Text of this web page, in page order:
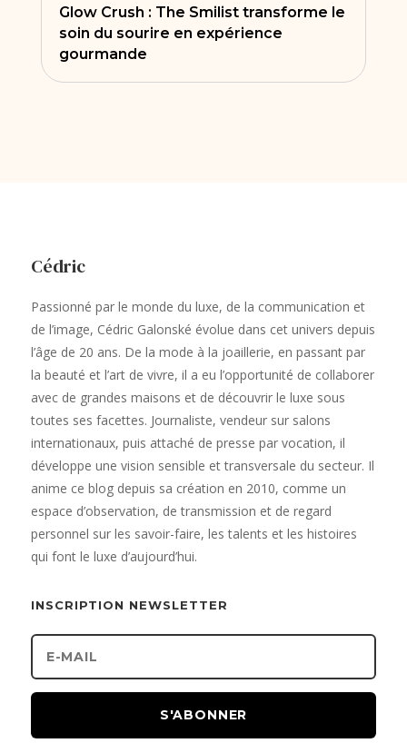
Glow Crush : The Smilist transforme le
soin du sourire en expérience
gourmande
Cédric
Passionné par le monde du luxe, de la communication et
de l’image, Cédric Galonské évolue dans cet univers depuis
l’âge de 20 ans. De la mode à la joaillerie, en passant par
la beauté et l’art de vivre, il a eu l’opportunité de collaborer
avec de grandes maisons et de découvrir le luxe sous
toutes ses facettes. Journaliste, vendeur sur salons
internationaux, puis attaché de presse par vocation, il
développe une vision sensible et transversale du secteur. Il
anime ce blog depuis sa création en 2010, comme un
espace d’observation, de transmission et de regard
personnel sur les savoir-faire, les talents et les histoires
qui font le luxe d’aujourd’hui.
INSCRIPTION NEWSLETTER
S'ABONNER